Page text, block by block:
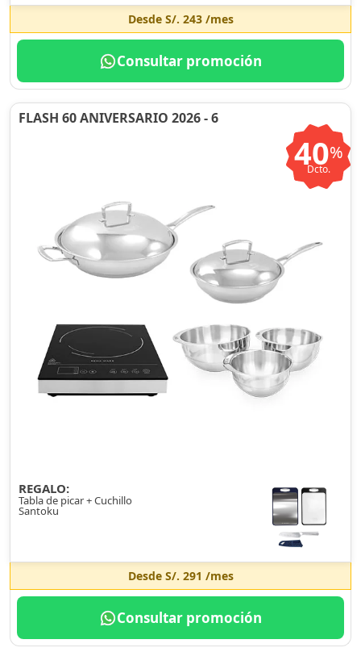
Desde S/. 243/mes
Consultar promoción
FLASH 60 ANIVERSARIO 2026 - 6
40%
Dcto.
REGALO:
Tabla de picar + Cuchillo
Santoku
Desde S/. 291 /mes
Consultar promoción